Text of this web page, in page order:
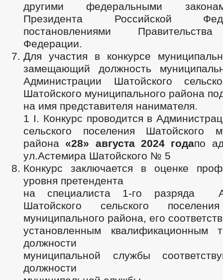
другими федеральными
Президента Российской
постановлениями
Федерации.
Для участия в конкурсе
замещающий должность
Администрации Шатойского
Шатойского муниципального района
на имя представителя нанимателя.
1 I. Конкурс проводится в
сельского поселения Шатойского
района «28» августа 2024 годапо
ул.Астемира Шатойского № 5
Конкурс заключается в оценке
уровня претендента
на специалиста 1-го разряда
Шатойского сельского
муниципального района, его
установленным квалификационным
должности
муниципальной службы
должности